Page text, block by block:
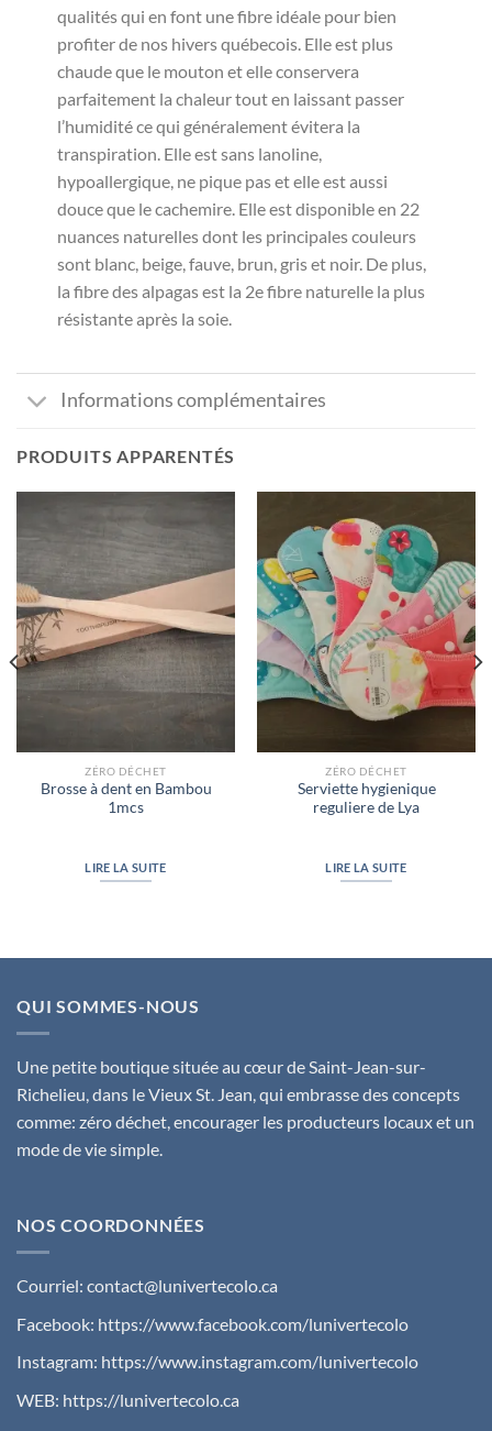
qualités qui en font une fibre idéale pour bien
profiter de nos hivers québecois. Elle est plus
chaude que le mouton et elle conservera
parfaitement la chaleur tout en laissant passer
l’humidité ce qui généralement évitera la
transpiration. Elle est sans lanoline,
hypoallergique, ne pique pas et elle est aussi
douce que le cachemire. Elle est disponible en 22
nuances naturelles dont les principales couleurs
sont blanc, beige, fauve, brun, gris et noir. De plus,
la fibre des alpagas est la 2e fibre naturelle la plus
résistante après la soie.
Informations complémentaires
PRODUITS APPARENTÉS
ZÉRO DÉCHET
Brosse à dent en Bambou
1mcs
LIRE LA SUITE
ZÉRO DÉCHET
Serviette hygienique
reguliere de Lya
LIRE LA SUITE
QUI SOMMES-NOUS
Une petite boutique située au cœur de Saint-Jean-sur-
Richelieu, dans le Vieux St. Jean, qui embrasse des concepts
comme: zéro déchet, encourager les producteurs locaux et un
mode de vie simple.
NOS COORDONNÉES
Courriel: contact@lunivertecolo.ca
Facebook: https://www.facebook.com/lunivertecolo
Instagram: https://www.instagram.com/lunivertecolo
WEB: https://lunivertecolo.ca